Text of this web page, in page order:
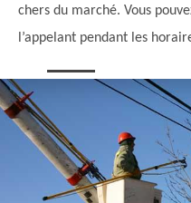
chers du marché. Vous
l’appelant pendant les